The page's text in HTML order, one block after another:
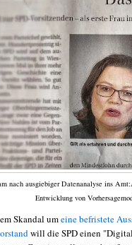
nach ausgiebiger Datenanalyse ins
Entwicklung von
Skandal umeine befristete
will die SPD einen